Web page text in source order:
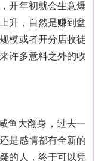
开年初就会生意爆
升，自然是赚到盆
模或者开分店收徒
许多意料之外的收
大翻身，过去一
是感情都有全新的
的人，终于可以凭